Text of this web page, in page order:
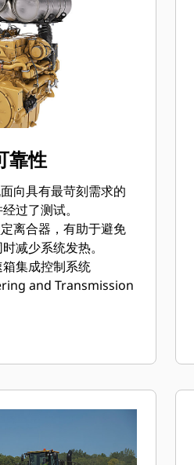
靠性
向具有最苛刻需求的
过了测试。
离合器，有助于避免
减少系统发热。
集成控制系统
and Transmission
。